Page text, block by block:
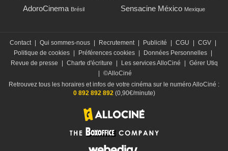
AdoroCinema Brésil Sensacine México Mexique
Contact Qui sommes-nous Recrutement Publicité CGU CGV
Politique de cookies
Préférences cookies Données Personnelles
Revue de presse
Charte d'écriture Les services AlloCiné
Gérer Utiq
©AlloCiné
Retrouvez tous les horaires et infos de votre cinéma sur le numéro AlloCiné :
0 892 892 892(0,90€/minute)